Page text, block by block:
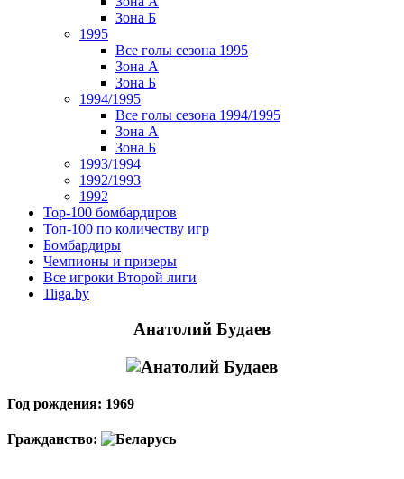
Зона Б
1995
Все голы сезона 1995
Зона А
Зона Б
1994/1995
Все голы сезона 1994/1995
Зона А
Зона Б
1993/1994
1992/1993
1992
Top-100 бомбардиров
Топ-100 по количеству игр
Бомбардиры
Чемпионы и призеры
Все игроки Второй лиги
1liga.by
Анатолий Будаев
Год рождения: 1969
Гражданство: